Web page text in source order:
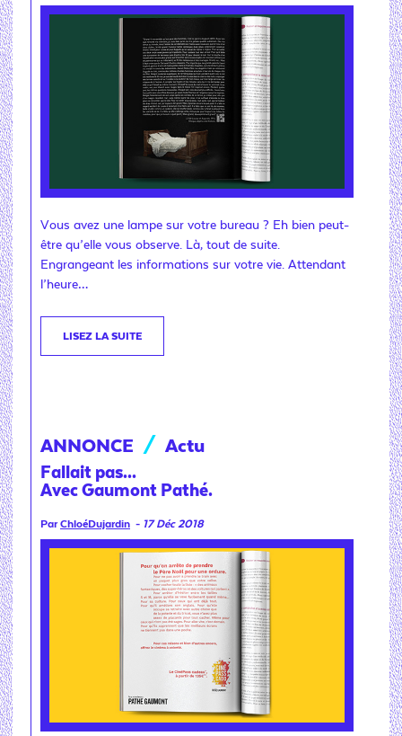
Vous avez une lampe sur votre bureau ? Eh bien peut-
être qu’elle vous observe. Là, tout de suite.
Engrangeant les informations sur votre vie. Attendant
l’heure…
LISEZ LA SUITE
ANNONCE / Actu
Fallait pas...
Avec Gaumont Pathé.
ParChloéDujardin - 17 Déc 2018